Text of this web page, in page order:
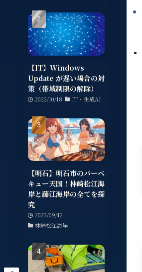
【IT】Windows
Update が遅い場合の対
策（帯域制限の解除）
2022/10/18 IT・生成AI
【明石】明石市のバーベ
キュー天国！林崎松江海
岸と藤江海岸の全てを探
究
2023/09/12
林崎松江海岸